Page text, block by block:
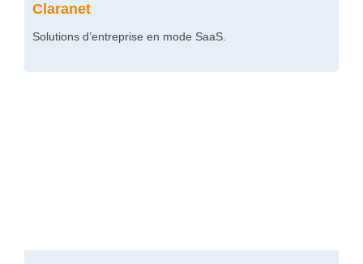
Claranet
Solutions d’entreprise en mode SaaS.